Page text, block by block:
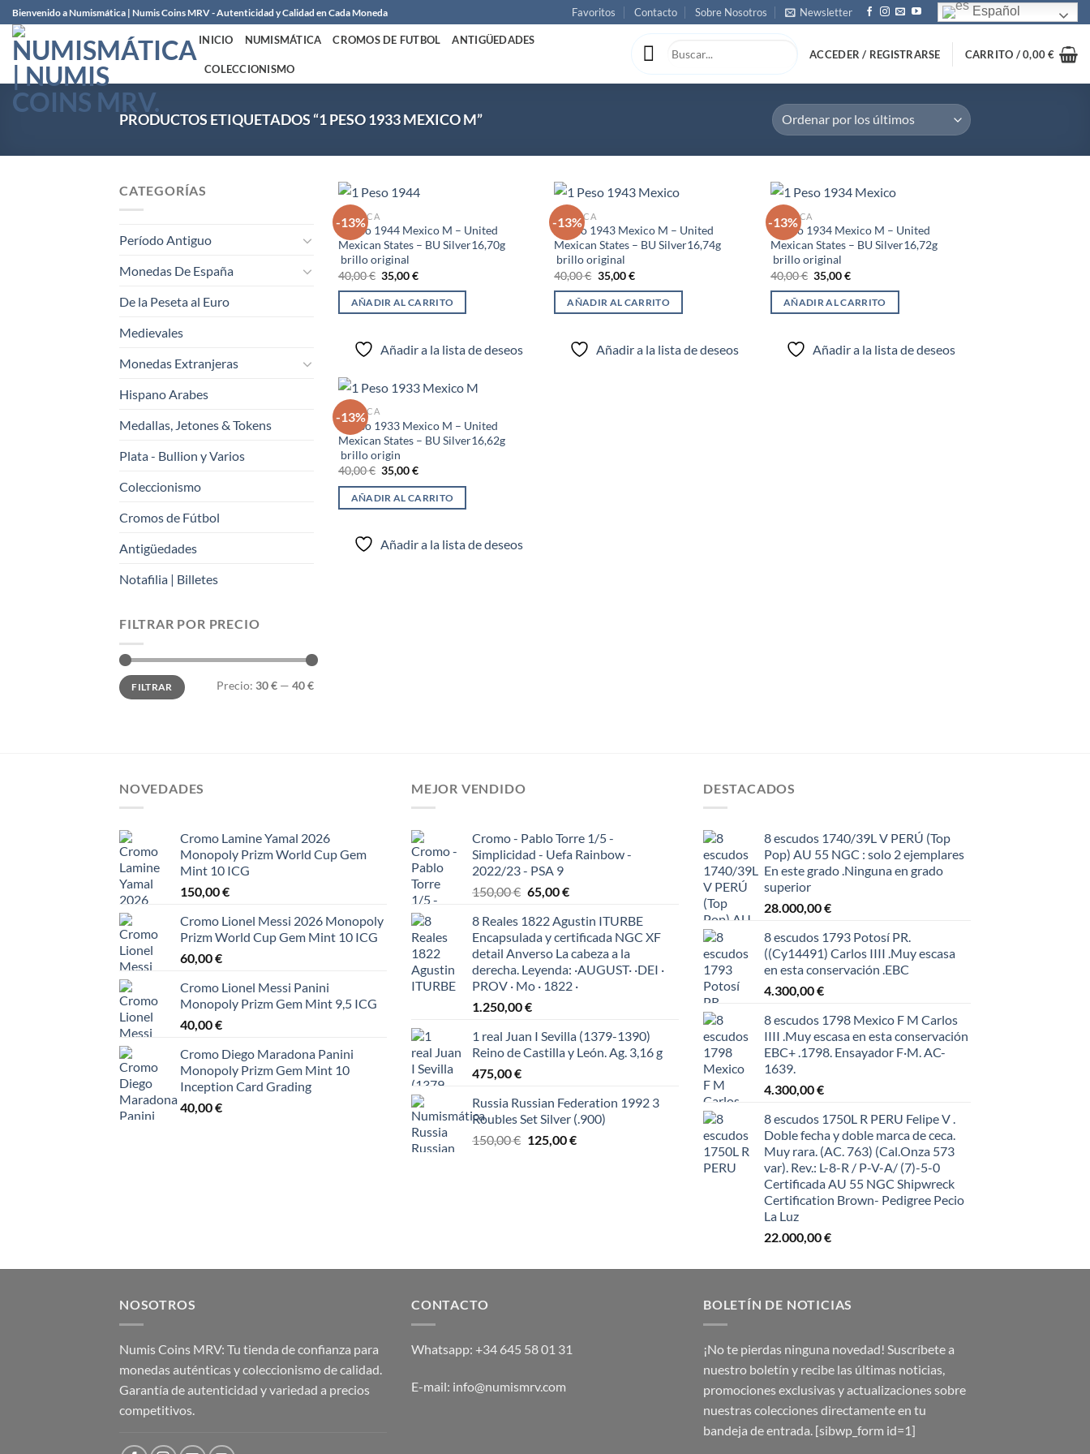
Saltar
al
contenido
Bienvenido a Numismática | Numis Coins MRV - Autenticidad y Calidad en Cada Moneda Favoritos Contacto Sobre Nosotros Newsletter Español
INICIO NUMISMÁTICA CROMOS DE FUTBOL ANTIGÜEDADES
COLECCIONISMO
ACCEDER / REGISTRARSE CARRITO /0,00€
PRODUCTOS ETIQUETADOS “1 PESO 1933 MEXICO M”
CATEGORÍAS
Período Antiguo
Monedas De España
De la Peseta al Euro
Medievales
Monedas Extranjeras
Hispano Arabes
Medallas, Jetones & Tokens
Plata - Bullion y Varios
Coleccionismo
Cromos de Fútbol
Antigüedades
Notafilia | Billetes
FILTRAR POR PRECIO
Precio
mínimo
Precio
máximo
FILTRAR Precio: 30 € — 40 €
-13%
Añadir
AMÉRICA
1 Peso 1944 Mexico M – United
Mexican States – BU Silver16,70g
brillo original
40,00€ El
precio
original
era:
35,00€El
actual
es:
AÑADIR AL CARRITO
Añadir a la lista de deseos
-13%
Añadir
AMÉRICA
1 Peso 1943 Mexico M – United
Mexican States – BU Silver16,74g
brillo original
40,00€ El
precio
original
era:
35,00€El
actual
es:
AÑADIR AL CARRITO
Añadir a la lista de deseos
-13%
Añadir
AMÉRICA
1 Peso 1934 Mexico M – United
Mexican States – BU Silver16,72g
brillo original
40,00€ El
precio
original
era:
35,00€El
actual
es:
AÑADIR AL CARRITO
Añadir a la lista de deseos
-13%
Añadir
AMÉRICA
1 Peso 1933 Mexico M – United
Mexican States – BU Silver16,62g
brillo origin
40,00€ El
precio
original
era:
35,00€El
actual
es:
AÑADIR AL CARRITO
Añadir a la lista de deseos
NOVEDADES
Cromo Lamine Yamal 2026
Monopoly Prizm World Cup Gem
Mint 10 ICG
150,00€
Cromo Lionel Messi 2026 Monopoly
Prizm World Cup Gem Mint 10 ICG
60,00€
Cromo Lionel Messi Panini
Monopoly Prizm Gem Mint 9,5 ICG
40,00€
Cromo Diego Maradona Panini
Monopoly Prizm Gem Mint 10
Inception Card Grading
40,00€
MEJOR VENDIDO
Cromo - Pablo Torre 1/5 -
Simplicidad - Uefa Rainbow -
2022/23 - PSA 9
150,00€ El
original
era:
150,00 €.
65,00€El
actual
es:
65,00 €.
8 Reales 1822 Agustin ITURBE
Encapsulada y certificada NGC XF
detail Anverso La cabeza a la
derecha. Leyenda: ·AUGUST· ·DEI ·
PROV · Mo · 1822 ·
1.250,00€
1 real Juan I Sevilla (1379-1390)
Reino de Castilla y León. Ag. 3,16 g
475,00€
Russia Russian Federation 1992 3
Roubles Set Silver (.900)
150,00€ El
125,00€El
DESTACADOS
8 escudos 1740/39L V PERÚ (Top
Pop) AU 55 NGC : solo 2 ejemplares
En este grado .Ninguna en grado
superior
28.000,00€
8 escudos 1793 Potosí PR.
((Cy14491) Carlos IIII .Muy escasa
en esta conservación .EBC
4.300,00€
8 escudos 1798 Mexico F M Carlos
IIII .Muy escasa en esta conservación
EBC+ .1798. Ensayador F·M. AC-
1639.
4.300,00€
8 escudos 1750L R PERU Felipe V .
Doble fecha y doble marca de ceca.
Muy rara. (AC. 763) (Cal.Onza 573
var). Rev.: L-8-R / P-V-A/ (7)-5-0
Certificada AU 55 NGC Shipwreck
Certification Brown- Pedigree Pecio
La Luz
22.000,00€
NOSOTROS
Numis Coins MRV: Tu tienda de confianza para
monedas auténticas y coleccionismo de calidad.
Garantía de autenticidad y variedad a precios
competitivos.
CONTACTO
Whatsapp: +34 645 58 01 31
E-mail: info@numismrv.com
BOLETÍN DE NOTICIAS
¡No te pierdas ninguna novedad! Suscríbete a
nuestro boletín y recibe las últimas noticias,
promociones exclusivas y actualizaciones sobre
nuestras colecciones directamente en tu
bandeja de entrada. [sibwp_form id=1]